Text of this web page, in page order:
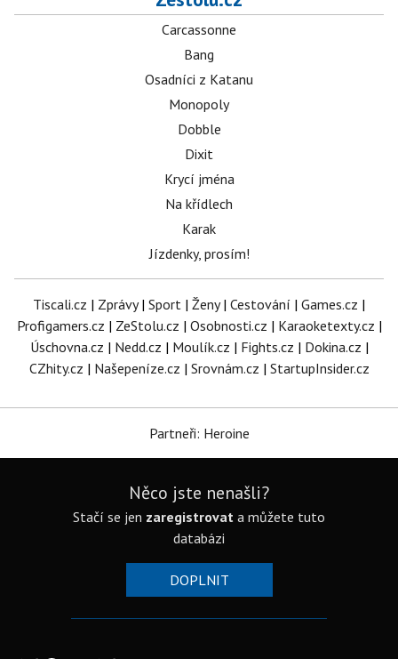
Carcassonne
Bang
Osadníci z Katanu
Monopoly
Dobble
Dixit
Krycí jména
Na křídlech
Karak
Jízdenky, prosím!
Tiscali.cz | Zprávy| Sport | Ženy| Cestování | Games.cz |
Profigamers.cz | ZeStolu.cz | Osobnosti.cz | Karaoketexty.cz |
Úschovna.cz | Nedd.cz | Moulík.cz | Fights.cz | Dokina.cz |
CZhity.cz | Našepeníze.cz | Srovnám.cz | StartupInsider.cz
Partneři: Heroine
Něco jste nenašli?
Stačí se jen zaregistrovat a můžete tuto
databázi
DOPLNIT